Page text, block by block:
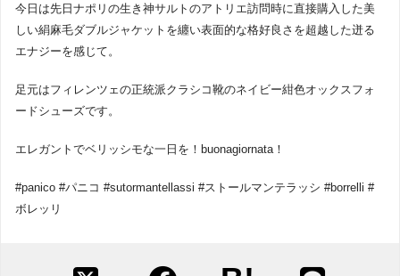
今日は先日ナポリの生き神サルトのアトリエ訪問時に直接購入した美
しい絹麻毛ダブルジャケットを纏い表面的な格好良さを超越した迸る
エナジーを感じて。
足元はフィレンツェの正統派クラシコ靴のネイビー紺色オックスフォ
ードシューズです。
エレガントでベリッシモな一日を！buonagiornata！
#panico #パニコ #sutormantellassi #ストールマンテラッシ #borrelli #
ボレッリ